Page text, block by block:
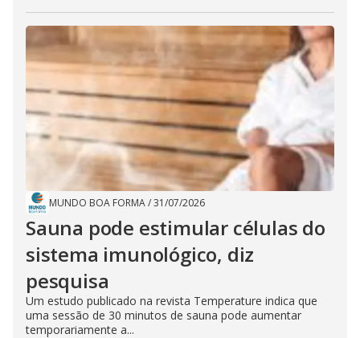
MUNDO BOA FORMA/31/07/2026
Sauna pode estimular células do
sistema imunológico, diz
pesquisa
Um estudo publicado na revista Temperature indica que
uma sessão de 30 minutos de sauna pode aumentar
temporariamente a...